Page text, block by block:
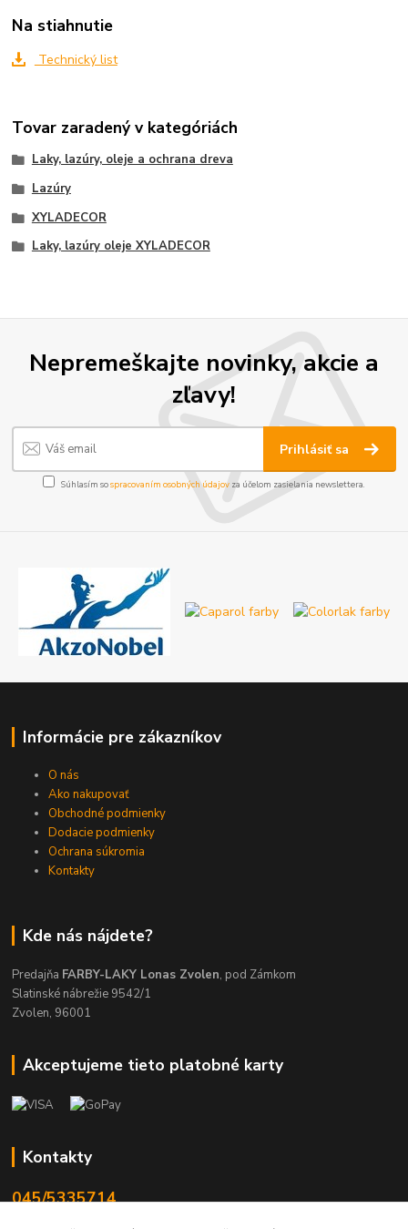
Na stiahnutie
Technický list
Tovar zaradený v kategóriách
Laky, lazúry, oleje a ochrana dreva
Lazúry
XYLADECOR
Laky, lazúry oleje XYLADECOR
Nepremeškajte novinky, akcie a
zľavy!
Prihlásiť sa
Súhlasím sospracovaním osobných údajov za účelom zasielania newslettera.
Informácie pre zákazníkov
O nás
Ako nakupovať
Obchodné podmienky
Dodacie podmienky
Ochrana súkromia
Kontakty
Kde nás nájdete?
Predajňa FARBY-LAKY Lonas Zvolen, pod Zámkom
Slatinské nábrežie 9542/1
Zvolen, 96001
Akceptujeme tieto platobné karty
Kontakty
045/5335714